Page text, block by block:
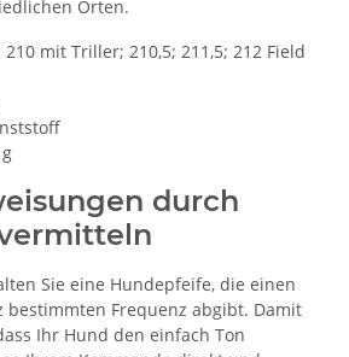
Orten.
mit Triller; 210,5; 211,5; 212 Field
durch
Sie eine Hundepfeife, die einen
bestimmten Frequenz abgibt. Damit
Ihr Hund den einfach Ton